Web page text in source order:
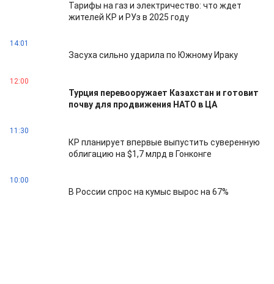
Тарифы на газ и электричество: что ждет
жителей КР и РУз в 2025 году
14:01
Засуха сильно ударила по Южному Ираку
12:00
Турция перевооружает Казахстан и готовит
почву для продвижения НАТО в ЦА
11:30
КР планирует впервые выпустить суверенную
облигацию на $1,7 млрд в Гонконге
10:00
В России спрос на кумыс вырос на 67%